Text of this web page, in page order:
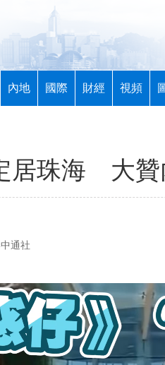
內地 國際 財經 視頻
居珠海 大贊
通社